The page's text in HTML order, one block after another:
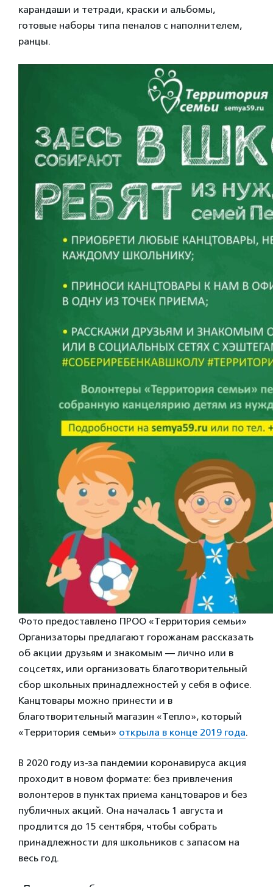
карандаши и тетради, краски и альбомы,
готовые наборы типа пеналов с наполнителем,
ранцы.
Фото предоставлено ПРОО «Территория семьи»
Организаторы предлагают горожанам рассказать
об акции друзьям и знакомым — лично или в
соцсетях, или организовать благотворительный
сбор школьных принадлежностей у себя в офисе.
Канцтовары можно принести и в
благотворительный магазин «Тепло», который
«Территория семьи» открыла в конце 2019 года.
В 2020 году из-за пандемии коронавируса акция
проходит в новом формате: без привлечения
волонтеров в пунктах приема канцтоваров и без
публичных акций. Она началась 1 августа и
продлится до 15 сентября, чтобы собрать
принадлежности для школьников с запасом на
весь год.